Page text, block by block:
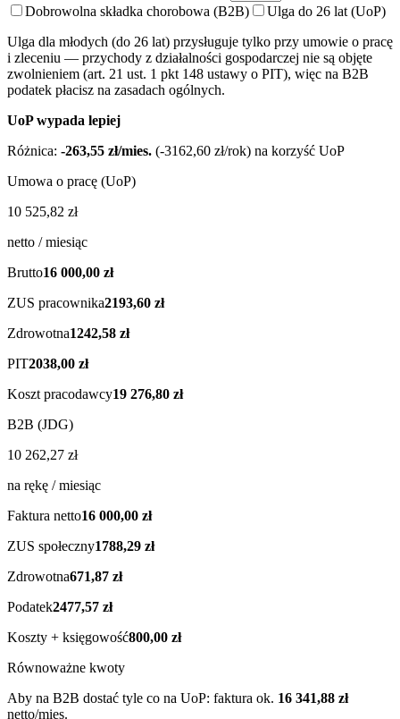
Dobrowolna składka chorobowa (B2B)
Ulga do 26 lat (UoP)
Ulga dla młodych (do 26 lat) przysługuje tylko przy umowie o pracę
i zleceniu — przychody z działalności gospodarczej nie są objęte
zwolnieniem (art. 21 ust. 1 pkt 148 ustawy o PIT), więc na B2B
podatek płacisz na zasadach ogólnych.
UoP wypada lepiej
Różnica: -263,55 zł/mies. (-3162,60 zł/rok) na korzyść UoP
Umowa o pracę (UoP)
10 525,82 zł
netto / miesiąc
Brutto16 000,00 zł
ZUS pracownika2193,60 zł
Zdrowotna1242,58 zł
PIT2038,00 zł
Koszt pracodawcy19 276,80 zł
B2B (JDG)
10 262,27 zł
na rękę / miesiąc
Faktura netto16 000,00 zł
ZUS społeczny1788,29 zł
Zdrowotna671,87 zł
Podatek2477,57 zł
Koszty + księgowość800,00 zł
Równoważne kwoty
Aby na B2B dostać tyle co na UoP: faktura ok. 16 341,88 zł
netto/mies.